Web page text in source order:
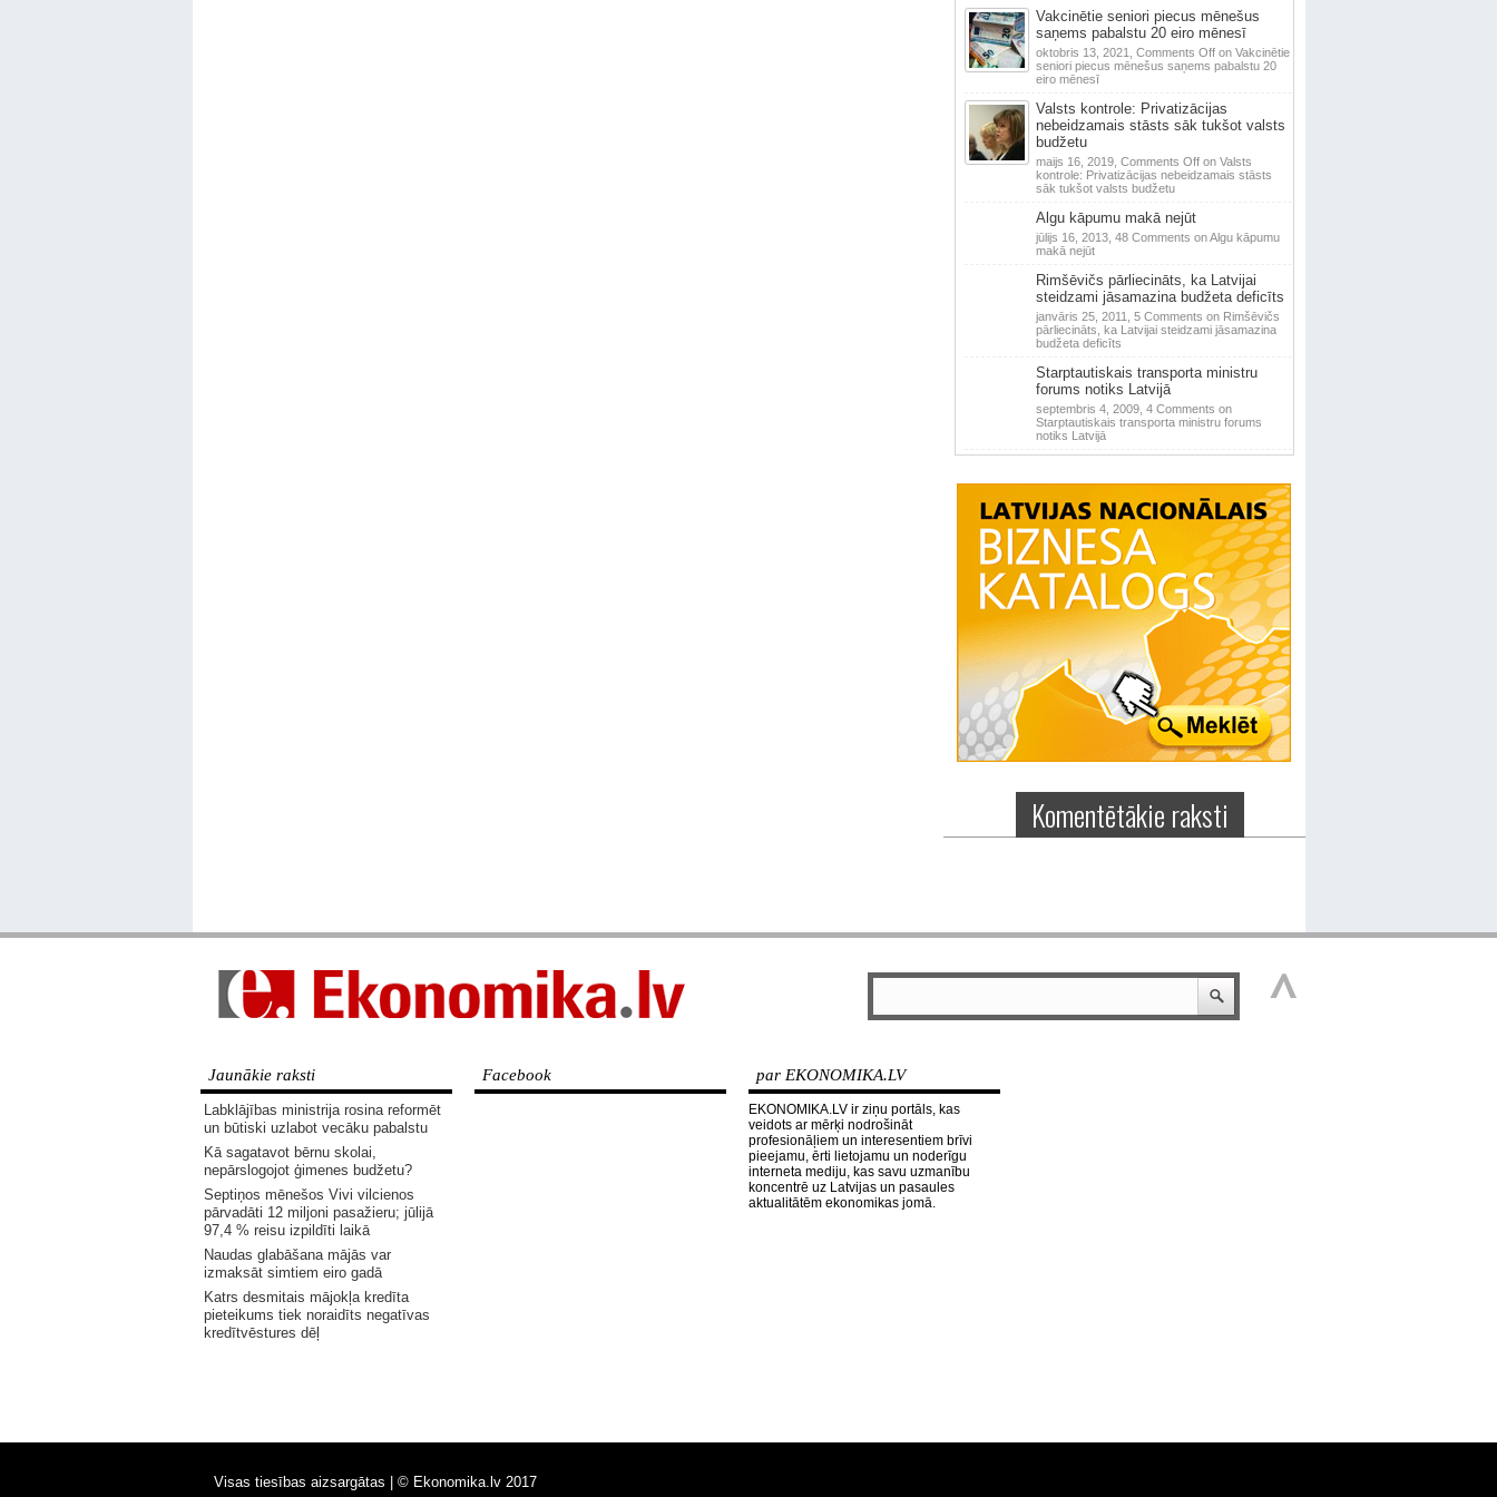
Vakcinētie seniori piecus mēnešus
saņems pabalstu 20 eiro mēnesī
oktobris 13, 2021, Comments Offon Vakcinētie
seniori piecus mēnešus saņems pabalstu 20
eiro mēnesī
Valsts kontrole: Privatizācijas
nebeidzamais stāsts sāk tukšot valsts
budžetu
maijs 16, 2019, Comments Offon Valsts
kontrole: Privatizācijas nebeidzamais stāsts
sāk tukšot valsts budžetu
Algu kāpumu makā nejūt
jūlijs 16, 2013, 48 Comments on Algu kāpumu
makā nejūt
Rimšēvičs pārliecināts, ka Latvijai
steidzami jāsamazina budžeta deficīts
janvāris 25, 2011, 5 Comments on Rimšēvičs
pārliecināts, ka Latvijai steidzami jāsamazina
budžeta deficīts
Starptautiskais transporta ministru
forums notiks Latvijā
septembris 4, 2009, 4 Comments on
Starptautiskais transporta ministru forums
notiks Latvijā
Komentētākie raksti
Jaunākie raksti
Labklājības ministrija rosina reformēt
un būtiski uzlabot vecāku pabalstu
Kā sagatavot bērnu skolai,
nepārslogojot ģimenes budžetu?
Septiņos mēnešos Vivi vilcienos
pārvadāti 12 miljoni pasažieru; jūlijā
97,4 % reisu izpildīti laikā
Naudas glabāšana mājās var
izmaksāt simtiem eiro gadā
Katrs desmitais mājokļa kredīta
pieteikums tiek noraidīts negatīvas
kredītvēstures dēļ
Facebook par EKONOMIKA.LV
EKONOMIKA.LV ir ziņu portāls, kas
veidots ar mērķi nodrošināt
profesionāļiem un interesentiem brīvi
pieejamu, ērti lietojamu un noderīgu
interneta mediju, kas savu uzmanību
koncentrē uz Latvijas un pasaules
aktualitātēm ekonomikas jomā.
Visas tiesības aizsargātas | © Ekonomika.lv 2017